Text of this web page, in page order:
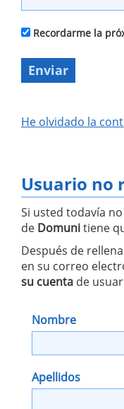
Recordarme la
He olvidado la
Usuario no
Si usted todavía
de Domunitiene
Después de
en su correo
su cuenta de
Nombre
Apellidos